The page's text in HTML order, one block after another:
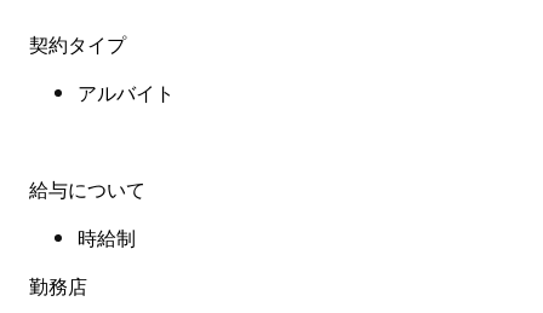
契約タイプ
アルバイト
給与について
時給制
勤務店